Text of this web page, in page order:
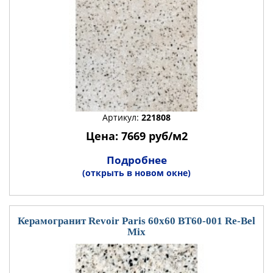
Артикул: 221808
Цена: 7669 руб/м2
Подробнее
(открыть в новом окне)
Керамогранит Revoir Paris 60x60 BT60-001 Re-Bel
Mix